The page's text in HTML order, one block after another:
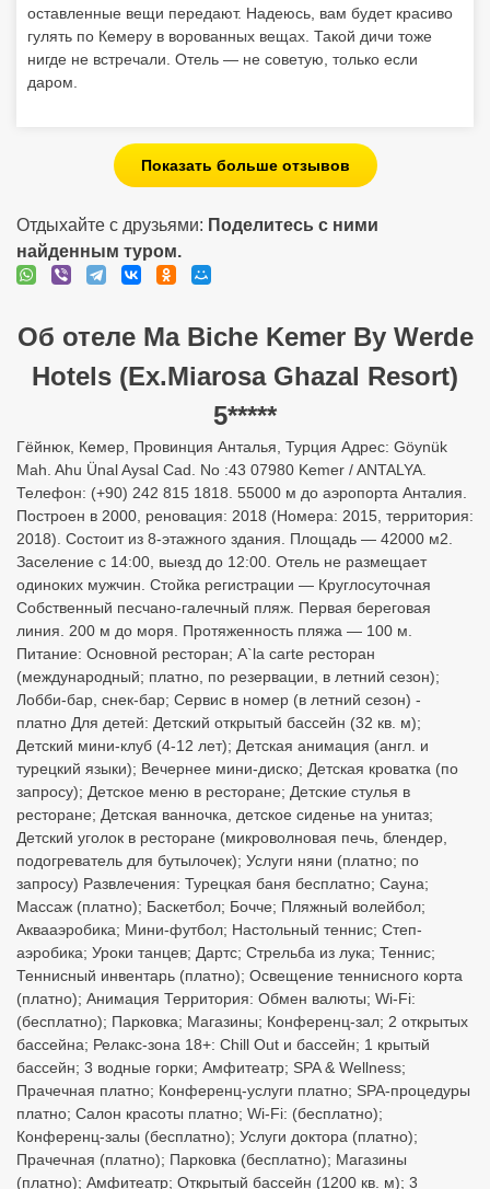
оставленные вещи передают. Надеюсь, вам будет красиво
гулять по Кемеру в ворованных вещах. Такой дичи тоже
нигде не встречали. Отель — не советую, только если
даром.
Показать больше отзывов
Отдыхайте с друзьями: Поделитесь с ними
найденным туром.
Об отеле Ma Biche Kemer By Werde
Hotels (Ex.Miarosa Ghazal Resort)
5*****
Гёйнюк, Кемер, Провинция Анталья, Турция Адрес: Göynük
Mah. Ahu Ünal Aysal Cad. No :43 07980 Kemer / ANTALYA.
Телефон: (+90) 242 815 1818. 55000 м до аэропорта Анталия.
Построен в 2000, реновация: 2018 (Номера: 2015, территория:
2018). Состоит из 8-этажного здания. Площадь — 42000 м2.
Заселение с 14:00, выезд до 12:00. Отель не размещает
одиноких мужчин. Стойка регистрации — Круглосуточная
Собственный песчано-галечный пляж. Первая береговая
линия. 200 м до моря. Протяженность пляжа — 100 м.
Питание: Основной ресторан; A`la carte ресторан
(международный; платно, по резервации, в летний сезон);
Лобби-бар, снек-бар; Сервис в номер (в летний сезон) -
платно Для детей: Детский открытый бассейн (32 кв. м);
Детский мини-клуб (4-12 лет); Детская анимация (англ. и
турецкий языки); Вечернее мини-диско; Детская кроватка (по
запросу); Детское меню в ресторане; Детские стулья в
ресторане; Детская ванночка, детское сиденье на унитаз;
Детский уголок в ресторане (микроволновая печь, блендер,
подогреватель для бутылочек); Услуги няни (платно; по
запросу) Развлечения: Турецкая баня бесплатно; Сауна;
Массаж (платно); Баскетбол; Бочче; Пляжный волейбол;
Аквааэробика; Мини-футбол; Настольный теннис; Степ-
аэробика; Уроки танцев; Дартс; Стрельба из лука; Теннис;
Теннисный инвентарь (платно); Освещение теннисного корта
(платно); Анимация Территория: Обмен валюты; Wi-Fi:
(бесплатно); Парковка; Магазины; Конференц-зал; 2 открытых
бассейна; Релакс-зона 18+: Chill Out и бассейн; 1 крытый
бассейн; 3 водные горки; Амфитеатр; SPA & Wellness;
Прачечная платно; Конференц-услуги платно; SPA-процедуры
платно; Салон красоты платно; Wi-Fi: (бесплатно);
Конференц-залы (бесплатно); Услуги доктора (платно);
Прачечная (платно); Парковка (бесплатно); Магазины
(платно); Амфитеатр; Открытый бассейн (1200 кв. м); 3